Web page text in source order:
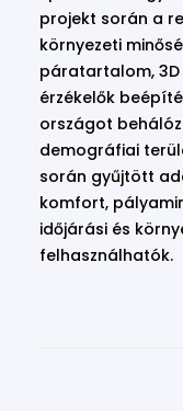
projekt során a
környezeti
páratartalom, 3D
érzékelők
országot
demográfiai
során gyűjtött
komfort,
időjárási és
felhasználhatók.